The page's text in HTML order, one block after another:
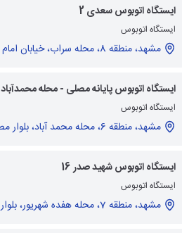
ایستگاه اتوبوس سعدی 2
ایستگاه اتوبوس
مشهد، منطقه 8، محله سراب، خیابان امام خمینی
ایستگاه اتوبوس پایانه مصلی - محله محمدآباد
ایستگاه اتوبوس
مشهد، منطقه 6، محله محمد آباد، بلوار مصلی
ایستگاه اتوبوس شهید صدر 16
ایستگاه اتوبوس
مشهد، منطقه 7، محله هفده شهریور، بلوار صدر